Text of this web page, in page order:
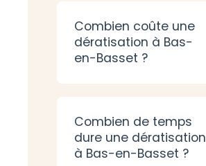
Combien coûte une
dératisation à Bas-
en-Basset ?
Combien de temps
dure une dératisation
à Bas-en-Basset ?